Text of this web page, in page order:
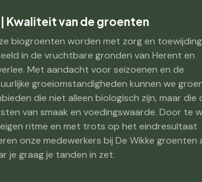
| Kwaliteit van de groenten
biogroenten worden met zorg en toewijding
in de vruchtbare gronden van Herent en
Met aandacht voor seizoenen en de
groeiomstandigheden kunnen we
die niet alleen biologisch zijn, maar die
van smaak en voedingswaarde. Door te
ritme en met trots op het eindresultaat
onze medewerkers bij De Wikke groenten
je graag je tanden in zet.